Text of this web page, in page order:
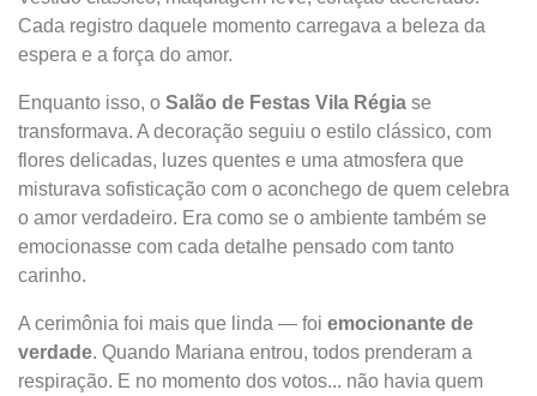
Cada registro daquele momento carregava a beleza da
espera e a força do amor.
Enquanto isso, o Salão de Festas Vila Régia se
transformava. A decoração seguiu o estilo clássico, com
flores delicadas, luzes quentes e uma atmosfera que
misturava sofisticação com o aconchego de quem celebra
o amor verdadeiro. Era como se o ambiente também se
emocionasse com cada detalhe pensado com tanto
carinho.
A cerimônia foi mais que linda — foi emocionante de
verdade. Quando Mariana entrou, todos prenderam a
respiração. E no momento dos votos... não havia quem